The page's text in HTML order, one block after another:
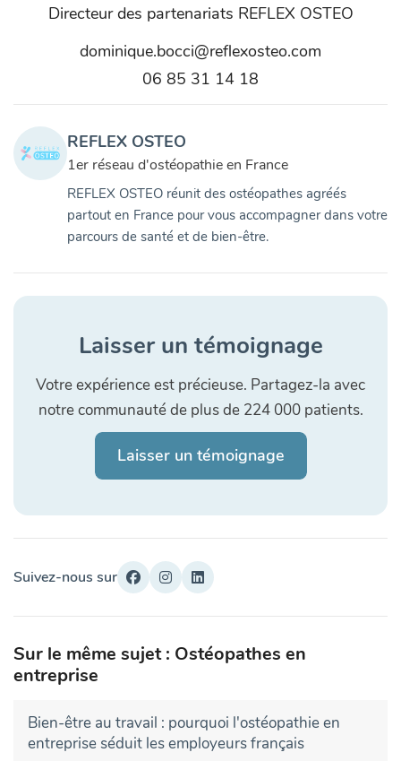
Directeur des partenariats REFLEX OSTEO
dominique.bocci@reflexosteo.com
06 85 31 14 18
REFLEX OSTEO
1er réseau d'ostéopathie en France
REFLEX OSTEO réunit des ostéopathes agréés
partout en France pour vous accompagner dans votre
parcours de santé et de bien-être.
Laisser un témoignage
Votre expérience est précieuse. Partagez-la avec
notre communauté de plus de 224 000 patients.
Laisser un témoignage
Suivez-nous sur
Sur le même sujet : Ostéopathes en
entreprise
Bien-être au travail : pourquoi l'ostéopathie en
entreprise séduit les employeurs français